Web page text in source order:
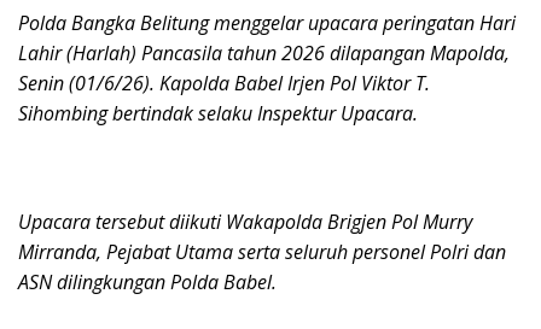
Polda Bangka Belitung menggelar upacara peringatan Hari
Lahir (Harlah) Pancasila tahun 2026 dilapangan Mapolda,
Senin (01/6/26). Kapolda Babel Irjen Pol Viktor T.
Sihombing bertindak selaku Inspektur Upacara.
Upacara tersebut diikuti Wakapolda Brigjen Pol Murry
Mirranda, Pejabat Utama serta seluruh personel Polri dan
ASN dilingkungan Polda Babel.